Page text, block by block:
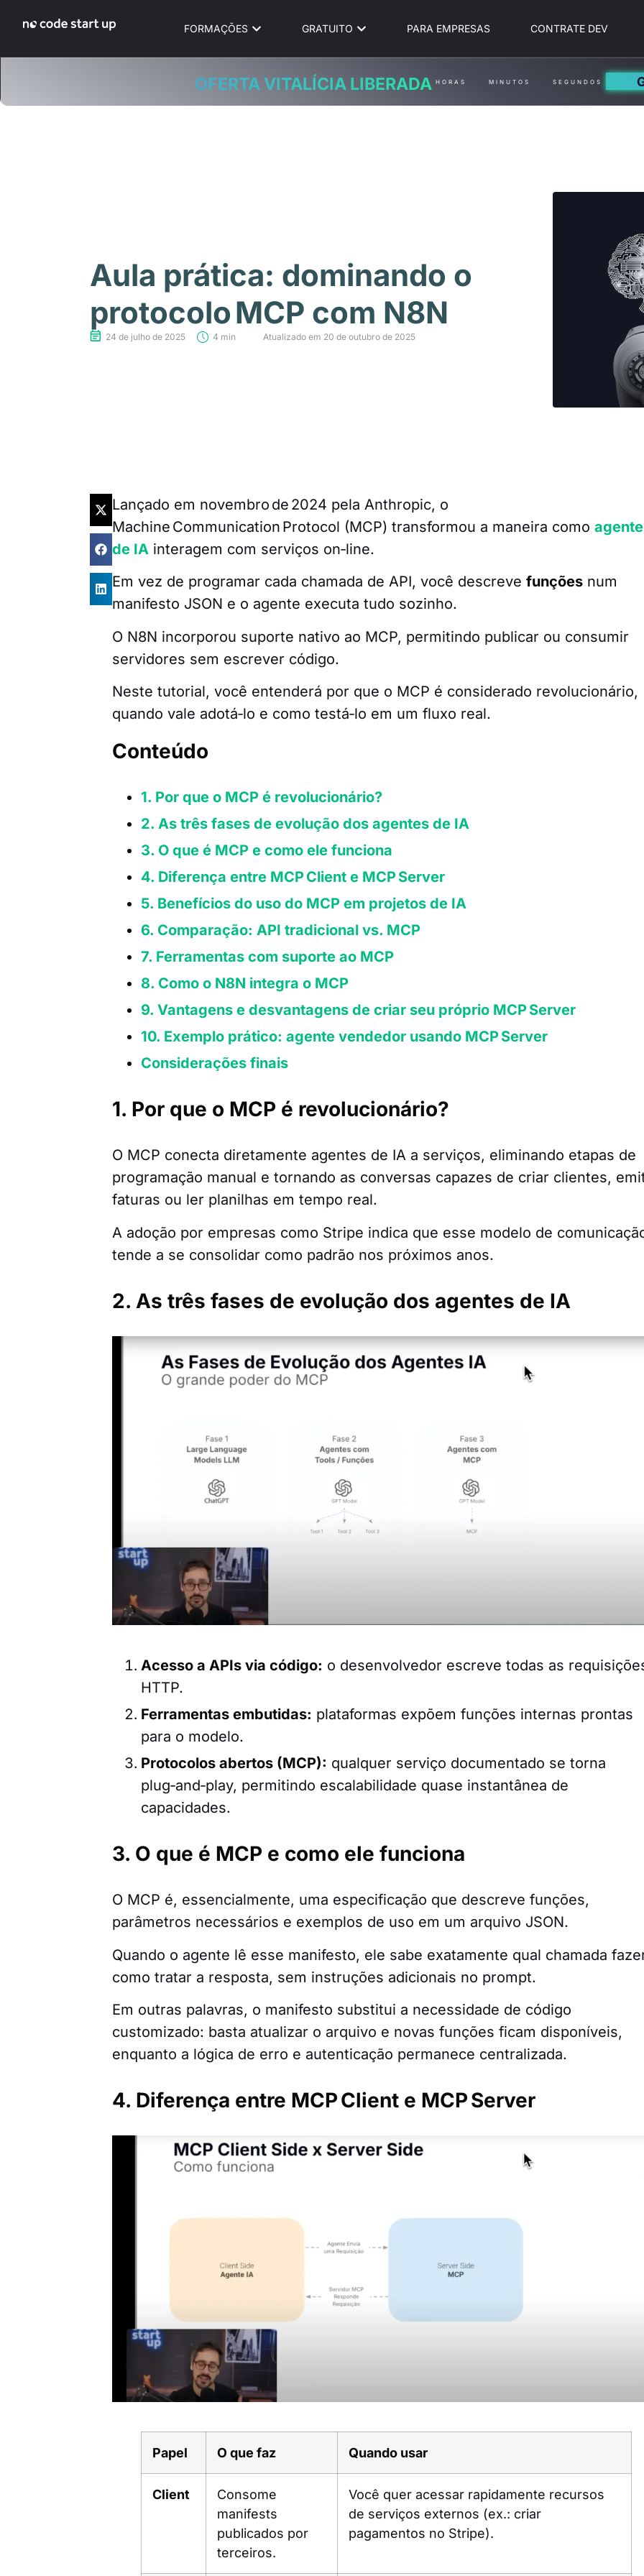
FORMAÇÕES GRATUITO PARA EMPRESAS CONTRATE DEV
OFERTA VITALÍCIA LIBERADA HORAS MINUTOS SEGUNDOS
Aula prática: dominando o
protocolo MCP com N8N
24 de julho de 2025 4 min Atualizado em 20 de outubro de 2025
Lançado em novembro de 2024 pela Anthropic, o
Machine Communication Protocol (MCP) transformou a maneira como
de IA interagem com serviços on‑line.
Em vez de programar cada chamada de API, você descrevefunções num
manifesto JSON e o agente executa tudo sozinho.
O N8N incorporou suporte nativo ao MCP, permitindo publicar ou consumir
servidores sem escrever código.
Neste tutorial, você entenderá por que o MCP é considerado revolucionário,
quando vale adotá‑lo e como testá‑lo em um fluxo real.
Conteúdo
1. Por que o MCP é revolucionário?
2. As três fases de evolução dos agentes de IA
3. O que é MCP e como ele funciona
4. Diferença entre MCP Client e MCP Server
5. Benefícios do uso do MCP em projetos de IA
6. Comparação: API tradicional vs. MCP
7. Ferramentas com suporte ao MCP
8. Como o N8N integra o MCP
9. Vantagens e desvantagens de criar seu próprio MCP Server
10. Exemplo prático: agente vendedor usando MCP Server
Considerações finais
1. Por que o MCP é revolucionário?
O MCP conecta diretamente agentes de IA a serviços, eliminando etapas de
programação manual e tornando as conversas capazes de criar clientes,
faturas ou ler planilhas em tempo real.
A adoção por empresas como Stripe indica que esse modelo de
tende a se consolidar como padrão nos próximos anos.
2. As três fases de evolução dos agentes de IA
Acesso a APIs via código: o desenvolvedor escreve todas as
HTTP.
Ferramentas embutidas: plataformas expõem funções internas prontas
para o modelo.
Protocolos abertos (MCP): qualquer serviço documentado se torna
plug‑and‑play, permitindo escalabilidade quase instantânea de
capacidades.
3. O que é MCP e como ele funciona
O MCP é, essencialmente, uma especificação que descreve funções,
parâmetros necessários e exemplos de uso em um arquivo JSON.
Quando o agente lê esse manifesto, ele sabe exatamente qual chamada
como tratar a resposta, sem instruções adicionais no prompt.
Em outras palavras, o manifesto substitui a necessidade de código
customizado: basta atualizar o arquivo e novas funções ficam disponíveis,
enquanto a lógica de erro e autenticação permanece centralizada.
4. Diferença entre MCP Client e MCP Server
Papel O que faz Quando usar
Client
Consome
manifests
publicados por
terceiros.
Você quer acessar rapidamente recursos
de serviços externos (ex.: criar
pagamentos no Stripe).